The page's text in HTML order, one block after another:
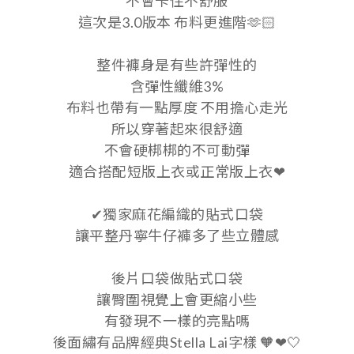
這次是3.0版本 布料更進階🫶🏻
整件褲身是有些許彈性的
含彈性纖維3%
布料也帶有一點厚度 不用擔心走光
所以穿著起來很舒適
不會硬梆梆的不可動彈
適合搭配短版上衣或正常版上衣❤
✔獨家麻花編織的貼式口袋
讓平整丹寧牛仔褲多了些立體感
後片口袋做貼式口袋
讓臀圍視覺上會更縮小些
有發現不一樣的亮點嗎
後面繡有品牌經典Stella Lai字樣 🧡❤🤍